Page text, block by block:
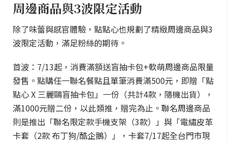
周邊商品與3波限定活動
除了味蕾與感官體驗，點點心也規劃了精緻周邊商品與3
波限定活動，滿足粉絲的期待。
首波：7/13起，消費滿額送盲抽卡包+軟萌周邊商品限量
發售。點購任一聯名餐點且單筆消費滿500元，即贈「點
點心 X 三麗鷗盲抽卡包」一份（共計4款，隨機出貨），
滿1000元贈二份，以此類推，贈完為止。聯名周邊商品
則是推出「聯名限定款手機支架（3款）」與「電繡皮革
卡套（2款 布丁狗/酷企鵝）」，卡套7/17起全台門市現